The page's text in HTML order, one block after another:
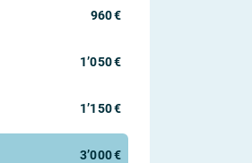
960 €
1’050 €
1’150 €
3’000 €